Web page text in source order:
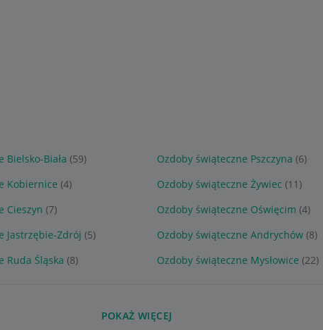
Bielsko-Biała (59) Ozdoby świąteczne Pszczyna (6)
Kobiernice (4) Ozdoby świąteczne Żywiec (11)
Cieszyn (7) Ozdoby świąteczne Oświęcim (4)
Jastrzębie-Zdrój (5) Ozdoby świąteczne Andrychów (8)
Ruda Śląska (8) Ozdoby świąteczne Mysłowice (22)
POKAŻ WIĘCEJ